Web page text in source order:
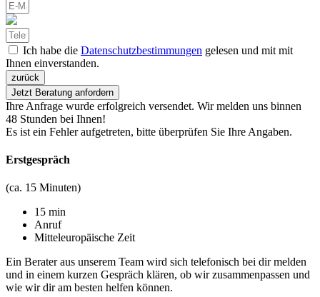
Ich habe die Datenschutzbestimmungen gelesen und mit mit
Ihnen einverstanden.
zurück
Jetzt Beratung anfordern
Ihre Anfrage wurde erfolgreich versendet. Wir melden uns binnen
48 Stunden bei Ihnen!
Es ist ein Fehler aufgetreten, bitte überprüfen Sie Ihre Angaben.
Erstgespräch
(ca. 15 Minuten)
15 min
Anruf
Mitteleuropäische Zeit
Ein Berater aus unserem Team wird sich telefonisch bei dir melden
und in einem kurzen Gespräch klären, ob wir zusammenpassen und
wie wir dir am besten helfen können.